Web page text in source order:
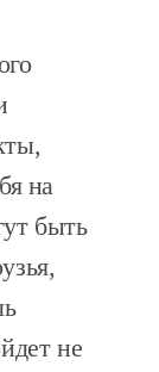
на
быть
не